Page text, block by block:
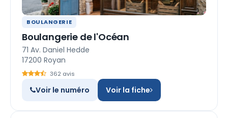
BOULANGERIE
Boulangerie de l'Océan
71 Av. Daniel Hedde
17200 Royan
362 avis
Voir le numéro Voir la fiche